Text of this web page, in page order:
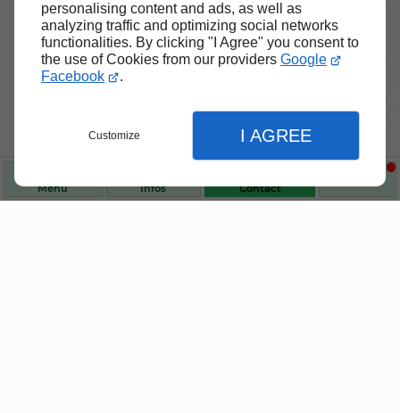
personalising content and ads, as well as
analyzing traffic and optimizing social networks
functionalities. By clicking "I Agree" you consent to
the use of Cookies from our providers Google
Facebook
.
Customize I AGREE
Menu Infos Contact
Nos produits de santé et de
bien-être